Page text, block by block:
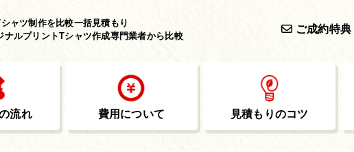
ャツ制作を比較一括見積もり
ナルプリントTシャツ作成専門業者から比較
ご成約特典
流れ 費用について 見積もりのコツ